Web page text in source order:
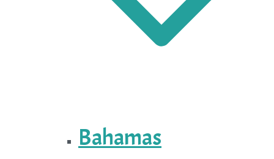
Bahamas